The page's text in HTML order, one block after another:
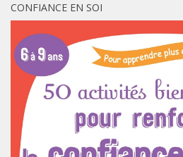
CONFIANCE EN SOI